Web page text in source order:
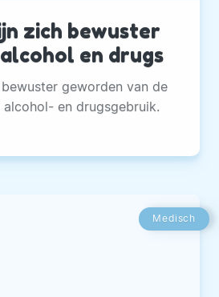
zich bewuster
en drugs
geworden van de
en drugsgebruik.
Medisch